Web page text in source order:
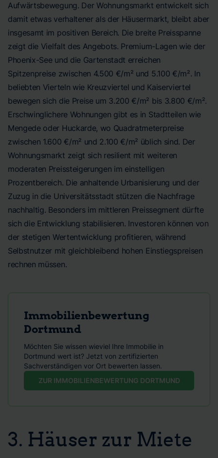
Aufwärtsbewegung. Der Wohnungsmarkt entwickelt sich
damit etwas verhaltener als der Häusermarkt, bleibt aber
insgesamt im positiven Bereich. Die breite Preisspanne
zeigt die Vielfalt des Angebots. Premium-Lagen wie der
Phoenix-See und die Gartenstadt erreichen
Spitzenpreise zwischen 4.500 €/m² und 5.100 €/m². In
beliebten Vierteln wie Kreuzviertel und Kaiserviertel
bewegen sich die Preise um 3.200 €/m² bis 3.800 €/m².
Erschwinglichere Wohnungen gibt es in Stadtteilen wie
Mengede oder Huckarde, wo Quadratmeterpreise
zwischen 1.600 €/m² und 2.100 €/m² üblich sind. Der
Wohnungsmarkt zeigt sich resilient mit weiteren
moderaten Preissteigerungen im einstelligen
Prozentbereich. Die anhaltende Urbanisierung und der
Zuzug in die Universitätsstadt stützen die Nachfrage
nachhaltig. Besonders im mittleren Preissegment dürfte
sich die Entwicklung stabilisieren. Investoren können von
der stetigen Wertentwicklung profitieren, während
Selbstnutzer mit gleichbleibend hohen Einstiegspreisen
rechnen müssen.
Immobilienbewertung
Dortmund
Möchten Sie wissen wieviel Ihre Immobilie in
Dortmund wert ist? Jetzt von zertifizierten
Sachverständigen vor Ort bewerten lassen.
ZUR IMMOBILIENBEWERTUNG DORTMUND
3. Häuser zur Miete